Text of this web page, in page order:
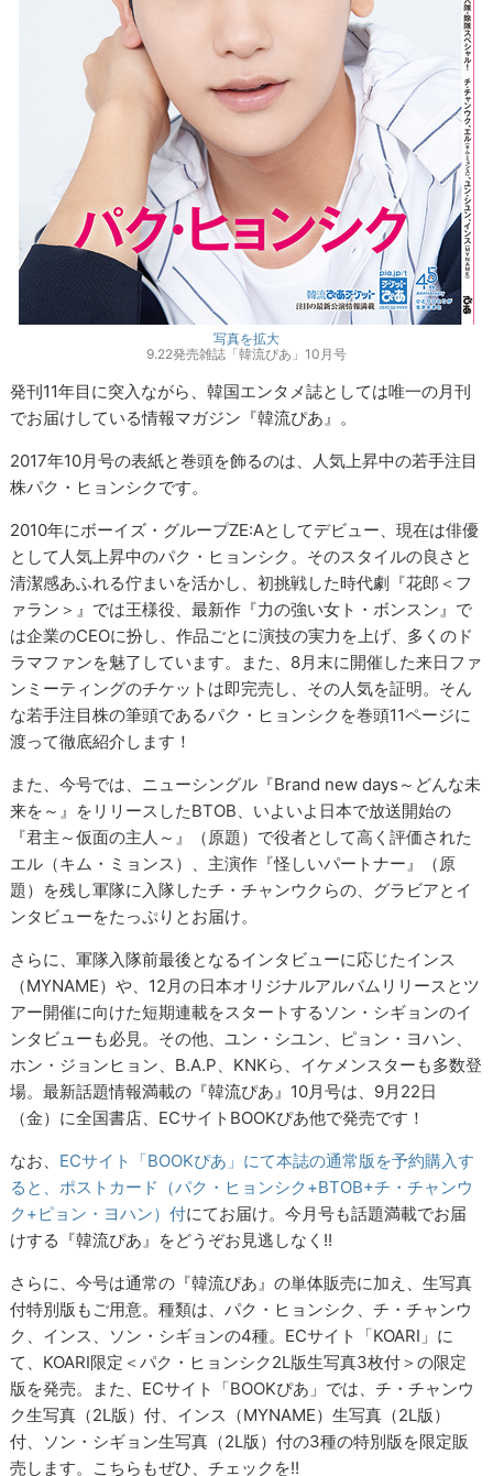
写真を拡大
9.22発売雑誌「韓流ぴあ」10月号
発刊11年目に突入ながら、韓国エンタメ誌としては唯一の月刊
でお届けしている情報マガジン『韓流ぴあ』。
2017年10月号の表紙と巻頭を飾るのは、人気上昇中の若手注目
株パク・ヒョンシクです。
2010年にボーイズ・グループZE:Aとしてデビュー、現在は俳優
として人気上昇中のパク・ヒョンシク。そのスタイルの良さと
清潔感あふれる佇まいを活かし、初挑戦した時代劇『花郎＜フ
ァラン＞』では王様役、最新作『力の強い女ト・ボンスン』で
は企業のCEOに扮し、作品ごとに演技の実力を上げ、多くのド
ラマファンを魅了しています。また、8月末に開催した来日ファ
ンミーティングのチケットは即完売し、その人気を証明。そん
な若手注目株の筆頭であるパク・ヒョンシクを巻頭11ページに
渡って徹底紹介します！
また、今号では、ニューシングル『Brand new days～どんな未
来を～』をリリースしたBTOB、いよいよ日本で放送開始の
『君主～仮面の主人～』（原題）で役者として高く評価された
エル（キム・ミョンス）、主演作『怪しいパートナー』（原
題）を残し軍隊に入隊したチ・チャンウクらの、グラビアとイ
ンタビューをたっぷりとお届け。
さらに、軍隊入隊前最後となるインタビューに応じたインス
（MYNAME）や、12月の日本オリジナルアルバムリリースとツ
アー開催に向けた短期連載をスタートするソン・シギョンのイ
ンタビューも必見。その他、ユン・シユン、ピョン・ヨハン、
ホン・ジョンヒョン、B.A.P、KNKら、イケメンスターも多数登
場。最新話題情報満載の『韓流ぴあ』10月号は、9月22日
（金）に全国書店、ECサイトBOOKぴあ他で発売です！
なお、 ECサイト「BOOKぴあ」にて本誌の通常版を予約購入す
ると、ポストカード（パク・ヒョンシク+BTOB+チ・チャンウ
ク+ピョン・ヨハン）付にてお届け。今月号も話題満載でお届
けする『韓流ぴあ』をどうぞお見逃しなく!!
さらに、今号は通常の『韓流ぴあ』の単体販売に加え、生写真
付特別版もご用意。種類は、パク・ヒョンシク、チ・チャンウ
ク、インス、ソン・シギョンの4種。ECサイト「KOARI」に
て、KOARI限定＜パク・ヒョンシク2L版生写真3枚付＞の限定
版を発売。また、ECサイト「BOOKぴあ」では、チ・チャンウ
ク生写真（2L版）付、インス（MYNAME）生写真（2L版）
付、ソン・シギョン生写真（2L版）付の3種の特別版を限定販
売します。こちらもぜひ、チェックを!!